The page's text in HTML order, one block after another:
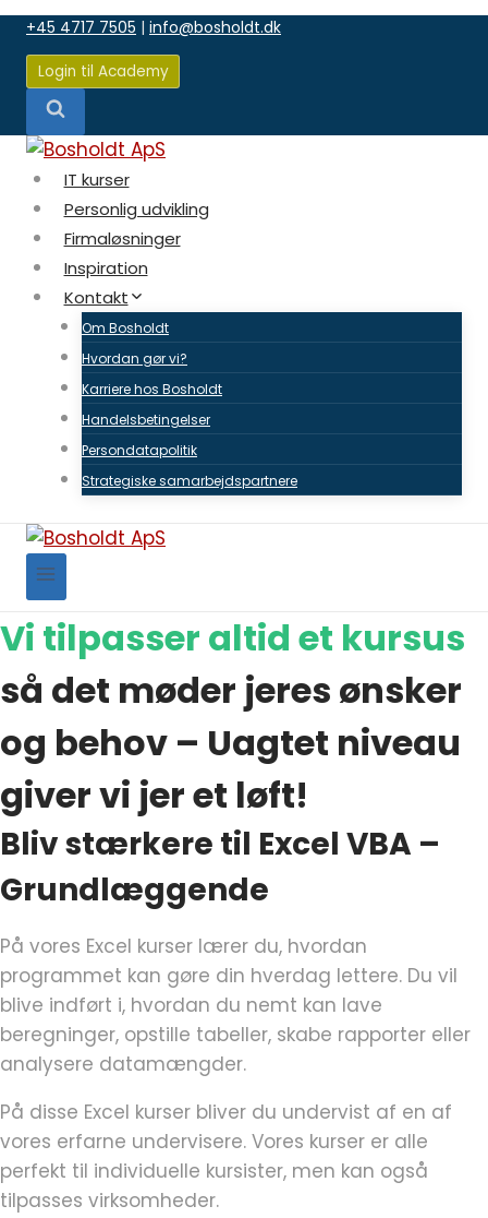
Fortsæt
indhold
+45 4717 7505 | info@bosholdt.dk
Login til Academy
IT kurser
Personlig udvikling
Firmaløsninger
Inspiration
Kontakt
Om Bosholdt
Hvordan gør vi?
Karriere hos Bosholdt
Handelsbetingelser
Persondatapolitik
Strategiske samarbejdspartnere
Vi tilpasser altid et kursus
så det møder jeres ønsker
og behov – Uagtet niveau
giver vi jer et løft!
Bliv stærkere til Excel VBA –
Grundlæggende
På vores Excel kurser lærer du, hvordan
programmet kan gøre din hverdag lettere. Du vil
blive indført i, hvordan du nemt kan lave
beregninger, opstille tabeller, skabe rapporter eller
analysere datamængder.
På disse Excel kurser bliver du undervist af en af
vores erfarne undervisere. Vores kurser er alle
perfekt til individuelle kursister, men kan også
tilpasses virksomheder.